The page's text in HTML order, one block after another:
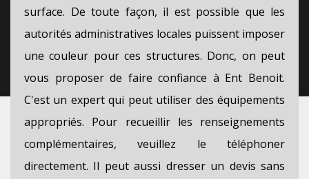
surface. De toute façon, il est possible que les
autorités administratives locales puissent imposer
une couleur pour ces structures. Donc, on peut
vous proposer de faire confiance à Ent Benoit.
C'est un expert qui peut utiliser des équipements
appropriés. Pour recueillir les renseignements
complémentaires, veuillez le téléphoner
directement. Il peut aussi dresser un devis sans